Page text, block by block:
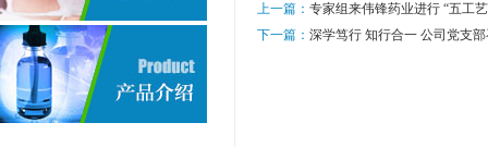
上一篇： 专家组来伟锋药业进行 “五工
下一篇： 深学笃行 知行合一 公司党支